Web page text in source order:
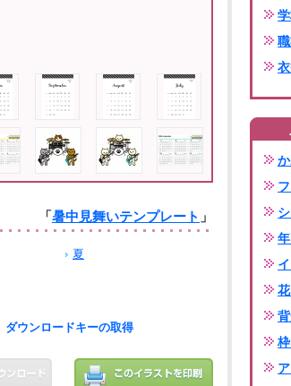
「暑中見舞いテンプレート 」
夏
ダウンロードキーの取得